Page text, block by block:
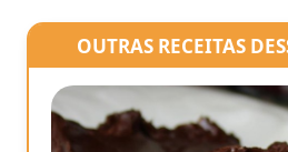
OUTRAS RECEITAS